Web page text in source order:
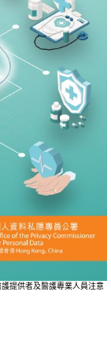
提供者及醫護專業人員注意